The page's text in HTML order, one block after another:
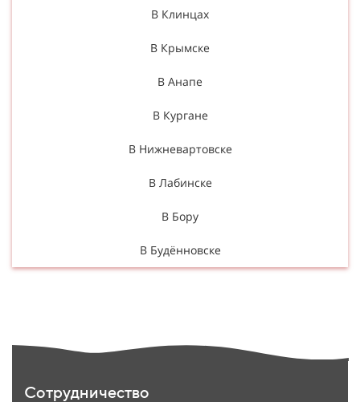
В Клинцах
В Крымске
В Анапе
В Кургане
В Нижневартовске
В Лабинске
В Бору
В Будённовске
Сотрудничество